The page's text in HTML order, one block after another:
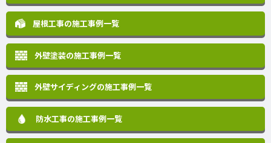
屋根工事の施工事例一覧
外壁塗装の施工事例一覧
外壁サイディングの施工事例一覧
防水工事の施工事例一覧